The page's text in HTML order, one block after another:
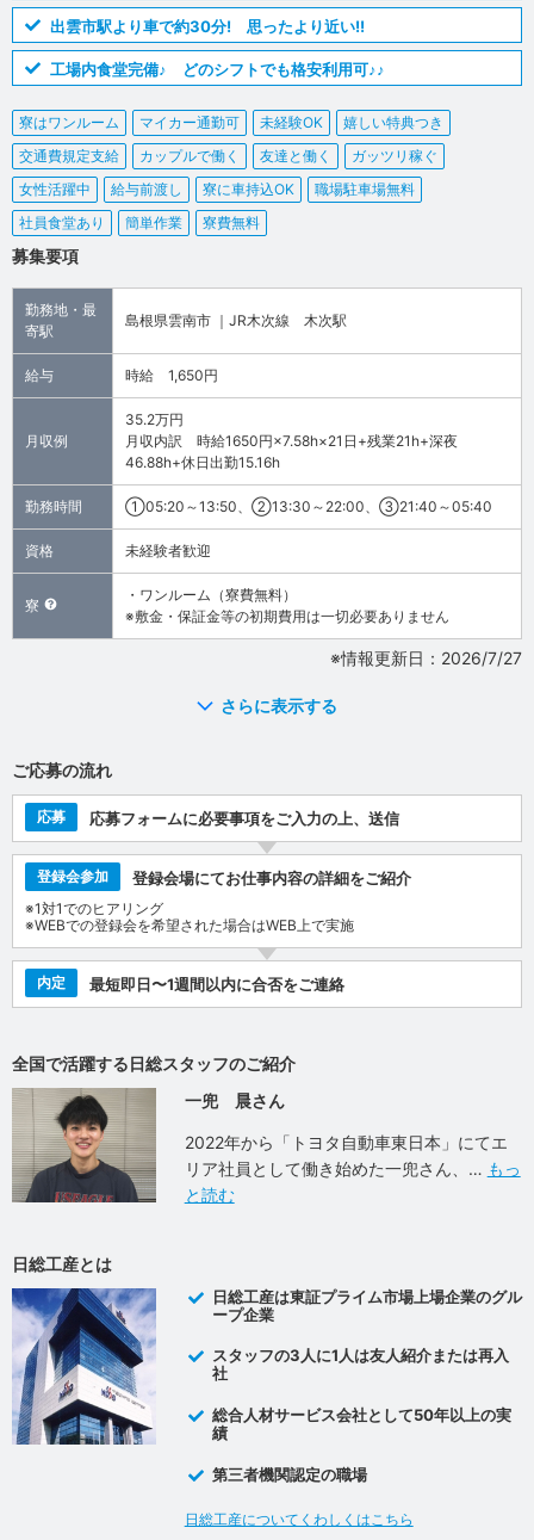
出雲市駅より車で約30分! 思ったより近い!!
工場内食堂完備♪ どのシフトでも格安利用可♪♪
寮はワンルーム マイカー通勤可 未経験OK
嬉しい特典つき
交通費規定支給
カップルで働く 友達と働く
ガッツリ稼ぐ
女性活躍中
給与前渡し 寮に車持込OK
職場駐車場無料
社員食堂あり
簡単作業 寮費無料
募集要項
勤務地・最
寄駅
島根県雲南市 ｜JR木次線 木次駅
給与 時給 1,650円
月収例
35.2万円
月収内訳 時給1650円×7.58h×21日+残業21h+深夜
46.88h+休日出勤15.16h
勤務時間 ①05:20～13:50、②13:30～22:00、③21:40～05:40
資格 未経験者歓迎
寮
・ワンルーム（寮費無料）
※敷金・保証金等の初期費用は一切必要ありません
※情報更新日：2026/7/27
さらに表示する
ご応募の流れ
応募 応募フォームに必要事項をご入力の上、送信
登録会参加 登録会場にてお仕事内容の詳細をご紹介
※1対1でのヒアリング
※WEBでの登録会を希望された場合はWEB上で実施
内定 最短即日〜1週間以内に合否をご連絡
全国で活躍する日総スタッフのご紹介
一兜 晨さん
2022年から「トヨタ自動車東日本」にてエ
リア社員として働き始めた一兜さん、
もっ
と読む
日総工産とは
日総工産は東証プライム市場上場企業のグル
ープ企業
スタッフの3人に1人は友人紹介または再入
社
総合人材サービス会社として50年以上の実
績
第三者機関認定の職場
日総工産についてくわしくはこちら